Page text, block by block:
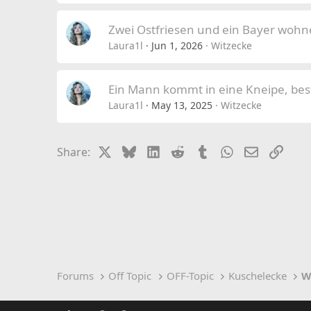
Zwei Ostfriesen und ein Bayer
Laura1l Jun 1, 2026 Witzecke
Ein Mann kommt in eine Kneipe,
Laura1l May 13, 2025 Witzecke
Share: BlueskyLinkedIn
Reddit TumblrWhatsApp
EmailLink
Forums Off Topic OFF-Topic Kuschelecke